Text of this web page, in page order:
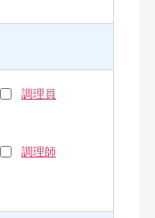
調理員
調理師